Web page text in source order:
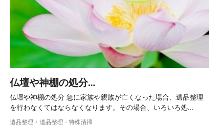
仏壇や神棚の処分...
仏壇や神棚の処分 急に家族や親族が亡くなった場合、遺品整理
を行わなくてはならなくなります。その場合、いろいろ処...
遺品整理
遺品整理・特殊清掃